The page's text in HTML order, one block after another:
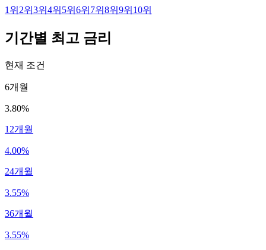
1 위 2위 3위 4위 5위 6위 7위 8위 9위 10위
기간별 최고 금리
현재 조건
6개월
3.80%
12개월
4.00%
24개월
3.55%
36개월
3.55%